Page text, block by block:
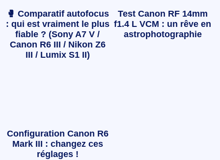
🥊 Comparatif autofocus
: qui est vraiment le plus
fiable ? (Sony A7 V /
Canon R6 III / Nikon Z6
III / Lumix S1 II)
Test Canon RF 14mm
f1.4 L VCM : un rêve en
astrophotographie
Configuration Canon R6
Mark III : changez ces
réglages !